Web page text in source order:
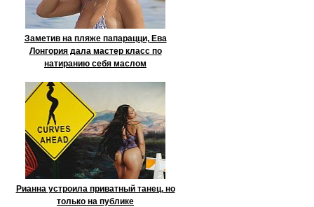
Заметив на пляже папарацци, Ева
Лонгория дала мастер класс по
натиранию себя маслом
Рианна устроила приватный танец, но
только на публике